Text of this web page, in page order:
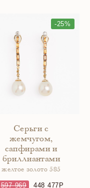
-25%
Серьги с
жемчугом,
сапфирами и
бриллиантами
желтое золото 585
597 969 448 477